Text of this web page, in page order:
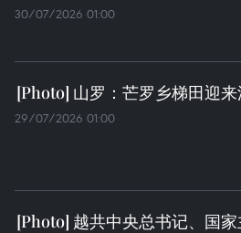
30/07/2026 01:00
山罗：芒罗乡梯田迎
29/07/2026 01:00
越共中央总书记、国